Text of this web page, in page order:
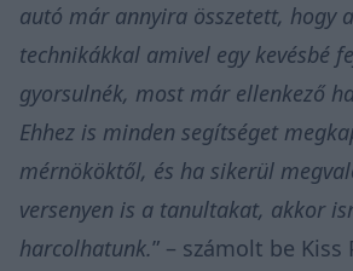
autó már annyira összetett, hogy
technikákkal amivel egy kevésbé
gyorsulnék, most már ellenkező
Ehhez is minden segítséget
mérnököktől, és ha sikerül
versenyen is a tanultakat, akkor
harcolhatunk.” – számolt be Kiss